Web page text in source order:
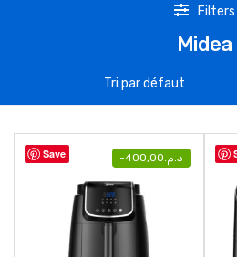
Filters
Midea
Save - د.م. 400,00